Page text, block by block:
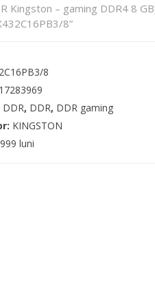
Kingston – gaming DDR4 8
8”
8
DDR, DDR, DDR gaming
KINGSTON
999 luni